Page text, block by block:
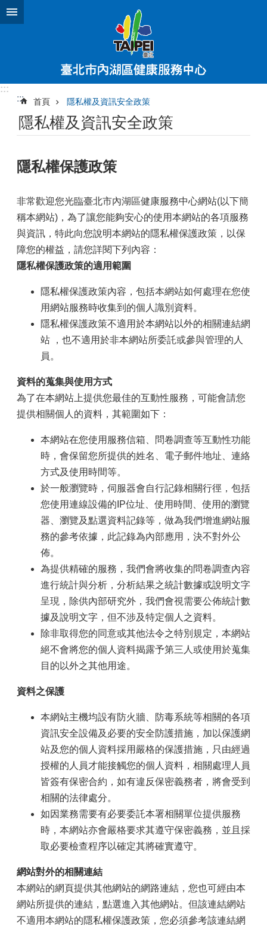
跳到主要內容區塊
:::
:::
首頁 隱私權及資訊安全政策
隱私權及資訊安全政策
隱私權保護政策
非常歡迎您光臨臺北市內湖區健康服務中心網站(以下簡
稱本網站)，為了讓您能夠安心的使用本網站的各項服務
與資訊，特此向您說明本網站的隱私權保護政策，以保
障您的權益，請您詳閱下列內容：
隱私權保護政策的適用範圍
隱私權保護政策內容，包括本網站如何處理在您使
用網站服務時收集到的個人識別資料。
隱私權保護政策不適用於本網站以外的相關連結網
站 ，也不適用於非本網站所委託或參與管理的人
員。
資料的蒐集與使用方式
為了在本網站上提供您最佳的互動性服務，可能會請您
提供相關個人的資料，其範圍如下：
本網站在您使用服務信箱、問卷調查等互動性功能
時，會保留您所提供的姓名、電子郵件地址、連絡
方式及使用時間等。
於一般瀏覽時，伺服器會自行記錄相關行徑，包括
您使用連線設備的IP位址、使用時間、使用的瀏覽
器、瀏覽及點選資料記錄等，做為我們增進網站服
務的參考依據，此記錄為內部應用，決不對外公
佈。
為提供精確的服務，我們會將收集的問卷調查內容
進行統計與分析，分析結果之統計數據或說明文字
呈現，除供內部研究外，我們會視需要公佈統計數
據及說明文字，但不涉及特定個人之資料。
除非取得您的同意或其他法令之特別規定，本網站
絕不會將您的個人資料揭露予第三人或使用於蒐集
目的以外之其他用途。
資料之保護
本網站主機均設有防火牆、防毒系統等相關的各項
資訊安全設備及必要的安全防護措施，加以保護網
站及您的個人資料採用嚴格的保護措施，只由經過
授權的人員才能接觸您的個人資料，相關處理人員
皆簽有保密合約，如有違反保密義務者，將會受到
相關的法律處分。
如因業務需要有必要委託本署相關單位提供服務
時，本網站亦會嚴格要求其遵守保密義務，並且採
取必要檢查程序以確定其將確實遵守。
網站對外的相關連結
本網站的網頁提供其他網站的網路連結，您也可經由本
網站所提供的連結，點選進入其他網站。但該連結網站
不適用本網站的隱私權保護政策，您必須參考該連結網